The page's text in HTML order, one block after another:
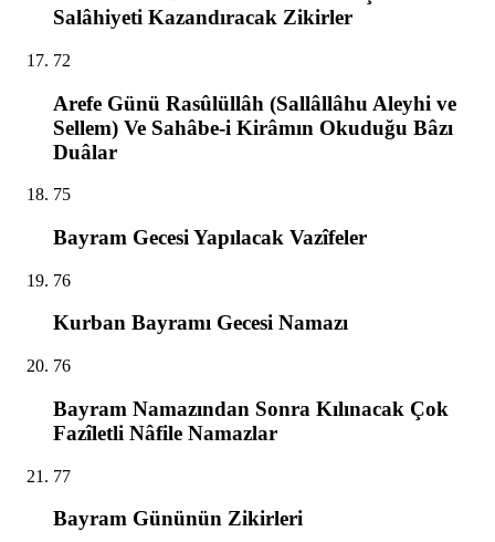
Salâhiyeti Kazandıracak Zikirler
72
Arefe Günü Rasûlüllâh (Sallâllâhu Aleyhi ve
Sellem) Ve Sahâbe-i Kirâmın Okuduğu Bâzı
Duâlar
75
Bayram Gecesi Yapılacak Vazîfeler
76
Kurban Bayramı Gecesi Namazı
76
Bayram Namazından Sonra Kılınacak Çok
Fazîletli Nâfile Namazlar
77
Bayram Gününün Zikirleri